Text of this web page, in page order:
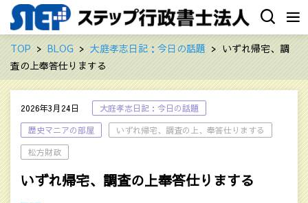
TOP BLOG 大庭孝志日記：今日の話題
いずれ帰宅、調
査の上奉答仕りまする
2026年3月24日
大庭孝志日記：今日の話題
歴史マニアの部屋
いずれ帰宅、調査の上、奉答仕りまする
松方財政
いずれ帰宅、調査の上奉答仕りまする